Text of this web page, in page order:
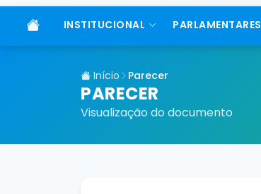
INSTITUCIONAL PARLAMENTARES
Início Parecer
PARECER
Visualização do documento